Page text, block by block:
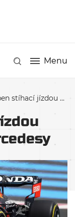
Menu
převálcoval oba Mercedesy